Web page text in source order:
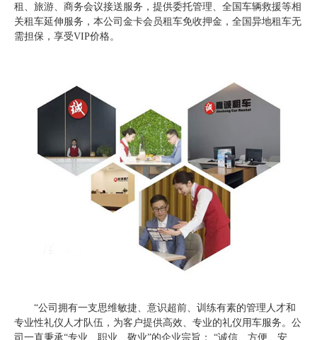
租、旅游、商务会议接送服务，提供委托管理、全国车辆救援等相
关租车延伸服务，本公司金卡会员租车免收押金，全国异地租车无
需担保，享受VIP价格。
“公司拥有一支思维敏捷、意识超前、训练有素的管理人才和
专业性礼仪人才队伍，为客户提供高效、专业的礼仪用车服务。公
司一直秉承“专业、职业、敬业”的企业宗旨； “诚信、方便、安